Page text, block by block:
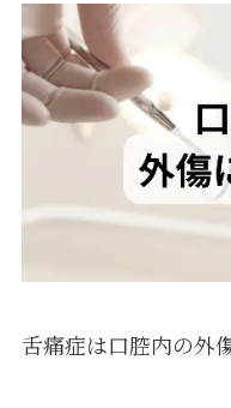
舌痛症は口腔内の外